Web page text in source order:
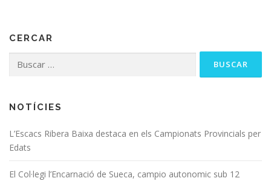
CERCAR
NOTÍCIES
L’Escacs Ribera Baixa destaca en els Campionats Provincials per
Edats
El Col·legi l’Encarnació de Sueca, campio autonomic sub 12